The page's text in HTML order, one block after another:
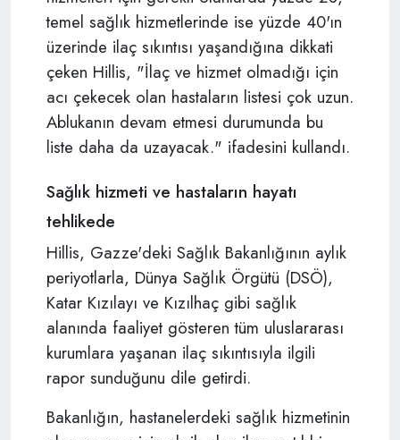
temel sağlık hizmetlerinde ise yüzde 40'ın
üzerinde ilaç sıkıntısı yaşandığına dikkati
çeken Hillis, "İlaç ve hizmet olmadığı için
acı çekecek olan hastaların listesi çok uzun.
Ablukanın devam etmesi durumunda bu
liste daha da uzayacak." ifadesini kullandı.
Sağlık hizmeti ve hastaların hayatı
tehlikede
Hillis, Gazze'deki Sağlık Bakanlığının aylık
periyotlarla, Dünya Sağlık Örgütü (DSÖ),
Katar Kızılayı ve Kızılhaç gibi sağlık
alanında faaliyet gösteren tüm uluslararası
kurumlara yaşanan ilaç sıkıntısıyla ilgili
rapor sunduğunu dile getirdi.
Bakanlığın, hastanelerdeki sağlık hizmetinin